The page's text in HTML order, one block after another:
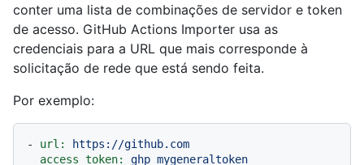
conter uma lista de combinações de servidor e token
de acesso. GitHub Actions Importer usa as
credenciais para a URL que mais corresponde à
solicitação de rede que está sendo feita.
Por exemplo:
- url:
https://github.com
access_token:
ghp_mygeneraltoken